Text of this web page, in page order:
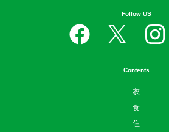
Follow US
Contents
衣
食
住